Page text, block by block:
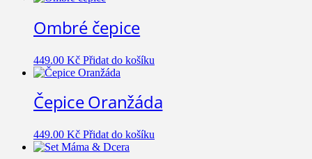
Ombré čepice
449.00 Kč Přidat do košíku
Čepice Oranžáda
449.00 Kč Přidat do košíku